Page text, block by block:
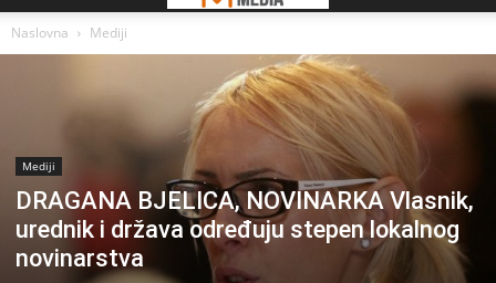
Naslovna Mediji
Mediji
DRAGANA BJELICA, NOVINARKA Vlasnik,
urednik i država određuju stepen lokalnog
novinarstva